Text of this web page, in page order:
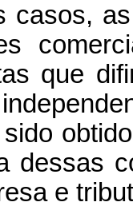
casos,
que
dessas
e